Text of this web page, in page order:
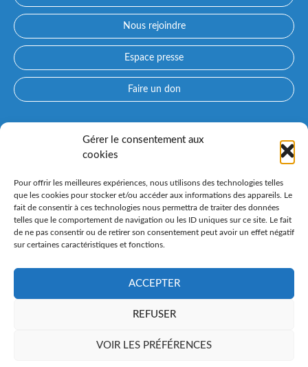
Gérer le consentement aux
cookies
Pour offrir les meilleures expériences, nous utilisons des technologies telles
que les cookies pour stocker et/ou accéder aux informations des appareils. Le
fait de consentir à ces technologies nous permettra de traiter des données
telles que le comportement de navigation ou les ID uniques sur ce site. Le fait
de ne pas consentir ou de retirer son consentement peut avoir un effet négatif
sur certaines caractéristiques et fonctions.
ACCEPTER
REFUSER
VOIR LES PRÉFÉRENCES
Nous rejoindre
Espace presse
Faire un don
Qui sommes-nous ?
Prendre rendez-vous avec un médecin
Consultez nos spécialités
Espace patient PARCOURS CONFLUENT et préadmission en
ligne
Nos instituts spécialisés